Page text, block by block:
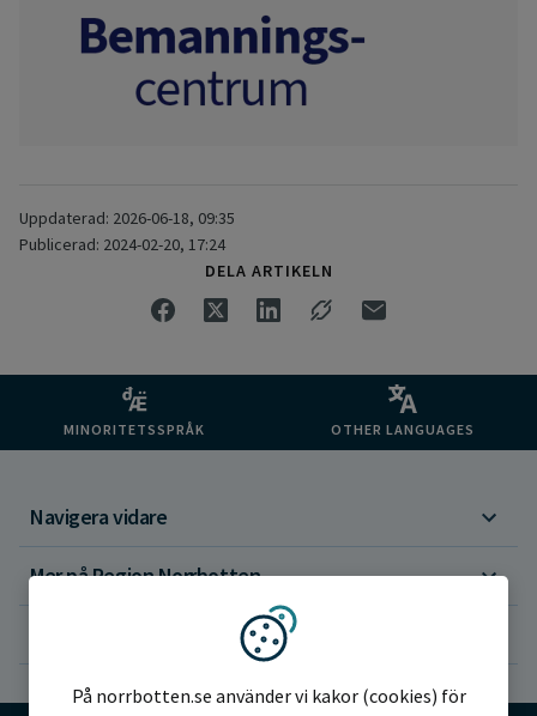
Uppdaterad: 2026-06-18, 09:35
Publicerad: 2024-02-20, 17:24
DELA ARTIKELN
MINORITETSSPRÅK OTHER LANGUAGES
Navigera vidare
Mer på Region Norrbotten
Vi använder kakor
På norrbotten.se använder vi kakor (cookies) för